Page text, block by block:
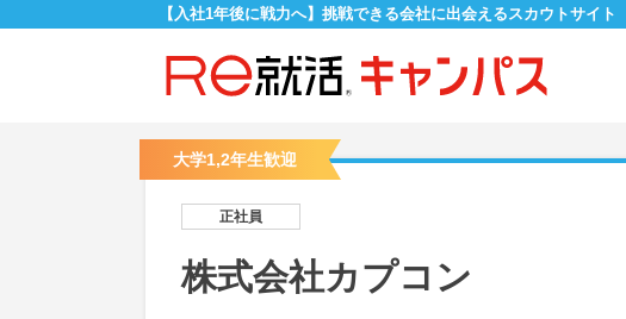
【入社1年後に戦力へ】挑戦できる会社に出会えるスカウトサイト
大学1,2年生歓迎
正社員
株式会社カプコン